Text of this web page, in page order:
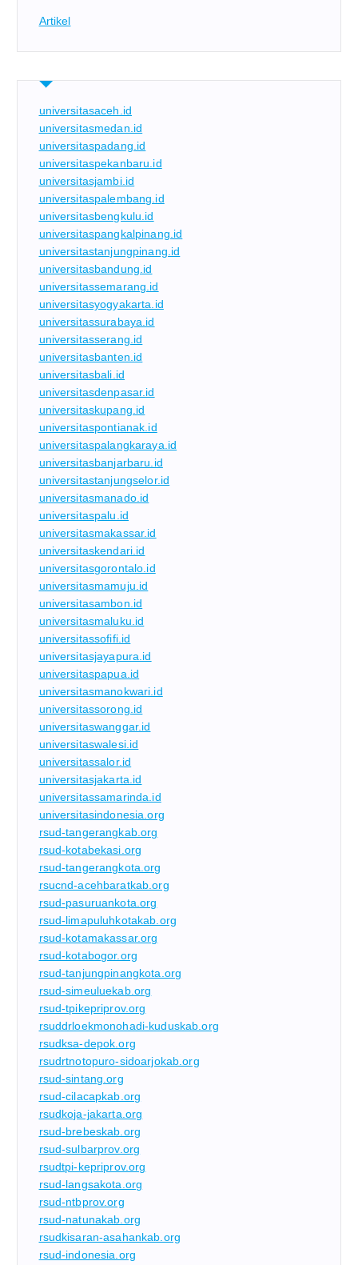
Artikel
universitasaceh.id
universitasmedan.id
universitaspadang.id
universitaspekanbaru.id
universitasjambi.id
universitaspalembang.id
universitasbengkulu.id
universitaspangkalpinang.id
universitastanjungpinang.id
universitasbandung.id
universitassemarang.id
universitasyogyakarta.id
universitassurabaya.id
universitasserang.id
universitasbanten.id
universitasbali.id
universitasdenpasar.id
universitaskupang.id
universitaspontianak.id
universitaspalangkaraya.id
universitasbanjarbaru.id
universitastanjungselor.id
universitasmanado.id
universitaspalu.id
universitasmakassar.id
universitaskendari.id
universitasgorontalo.id
universitasmamuju.id
universitasambon.id
universitasmaluku.id
universitassofifi.id
universitasjayapura.id
universitaspapua.id
universitasmanokwari.id
universitassorong.id
universitaswanggar.id
universitaswalesi.id
universitassalor.id
universitasjakarta.id
universitassamarinda.id
universitasindonesia.org
rsud-tangerangkab.org
rsud-kotabekasi.org
rsud-tangerangkota.org
rsucnd-acehbaratkab.org
rsud-pasuruankota.org
rsud-limapuluhkotakab.org
rsud-kotamakassar.org
rsud-kotabogor.org
rsud-tanjungpinangkota.org
rsud-simeuluekab.org
rsud-tpikepriprov.org
rsuddrloekmonohadi-kuduskab.org
rsudksa-depok.org
rsudrtnotopuro-sidoarjokab.org
rsud-sintang.org
rsud-cilacapkab.org
rsudkoja-jakarta.org
rsud-brebeskab.org
rsud-sulbarprov.org
rsudtpi-kepriprov.org
rsud-langsakota.org
rsud-ntbprov.org
rsud-natunakab.org
rsudkisaran-asahankab.org
rsud-indonesia.org